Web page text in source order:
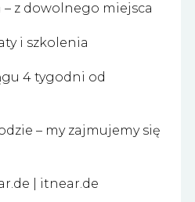
– z dowolnego miejsca
i szkolenia
4 tygodni od
– my zajmujemy się
| itnear.de